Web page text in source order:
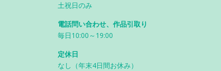
土祝日のみ
電話問い合わせ、作品引取り
毎日10:00～19:00
定休日
なし（年末4日間お休み）